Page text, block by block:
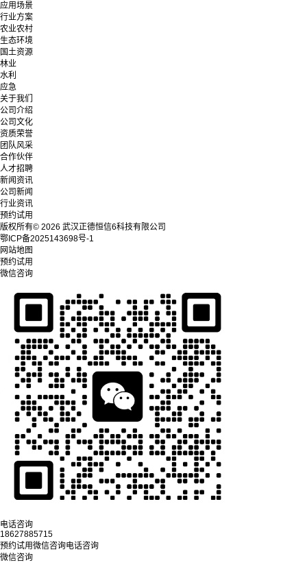
应用场景
行业方案
农业农村
生态环境
国土资源
林业
水利
应急
关于我们
公司介绍
公司文化
资质荣誉
团队风采
合作伙伴
人才招聘
新闻资讯
公司新闻
行业资讯
预约试用
版权所有© 2026 武汉正德恒信6科技有限公司
鄂ICP备2025143698号-1
网站地图
预约试用
微信咨询
电话咨询
18627885715
预约试用微信咨询电话咨询
微信咨询